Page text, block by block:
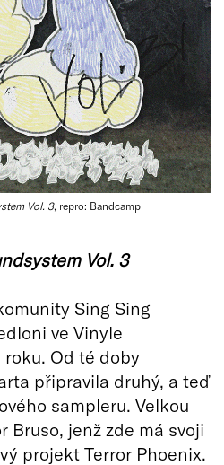
Vol. 3, repro: Bandcamp
Vol. 3
Sing Sing
ve Vinyle
Od té doby
připravila druhý, a teď
sampleru. Velkou
Bruso, jenž zde má svoji
projekt Terror Phoenix.